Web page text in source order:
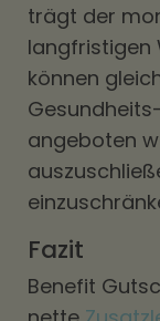
trägt der
langfristigen
können
angeboten
Fazit
Benefit